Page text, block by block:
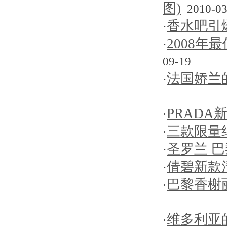
图) 2010-
·香水吧引
·2008年
09-19
·法国娇兰
·PRADA
·三款限量
·圣罗兰
·倩碧新款
·巴黎香榭
·维多利亚